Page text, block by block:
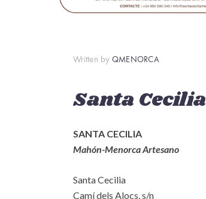
Written by QMENORCA
Santa Cecilia
SANTA CECILIA
Mahón-Menorca Artesano
Santa Cecilia
Camí dels Alocs, s/n